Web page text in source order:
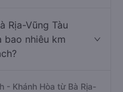
Rịa-Vũng Tàu
bao nhiêu km
- Khánh Hòa từ Bà Rịa-